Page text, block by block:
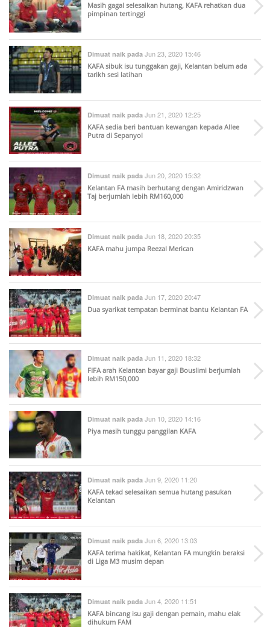
Masih gagal selesaikan hutang, KAFA rehatkan dua
pimpinan tertinggi
Dimuat naik pada Jun 23, 2020 15:46
KAFA sibuk isu tunggakan gaji, Kelantan belum ada
tarikh sesi latihan
Dimuat naik pada Jun 21, 2020 12:25
KAFA sedia beri bantuan kewangan kepada Allee
Putra di Sepanyol
Dimuat naik pada Jun 20, 2020 15:32
Kelantan FA masih berhutang dengan Amiridzwan
Taj berjumlah lebih RM160,000
Dimuat naik pada Jun 18, 2020 20:35
KAFA mahu jumpa Reezal Merican
Dimuat naik pada Jun 17, 2020 20:47
Dua syarikat tempatan berminat bantu Kelantan FA
Dimuat naik pada Jun 11, 2020 18:32
FIFA arah Kelantan bayar gaji Bouslimi berjumlah
lebih RM150,000
Dimuat naik pada Jun 10, 2020 14:16
Piya masih tunggu panggilan KAFA
Dimuat naik pada Jun 9, 2020 11:20
KAFA tekad selesaikan semua hutang pasukan
Kelantan
Dimuat naik pada Jun 6, 2020 13:03
KAFA terima hakikat, Kelantan FA mungkin beraksi
di Liga M3 musim depan
Dimuat naik pada Jun 4, 2020 11:51
KAFA bincang isu gaji dengan pemain, mahu elak
dihukum FAM